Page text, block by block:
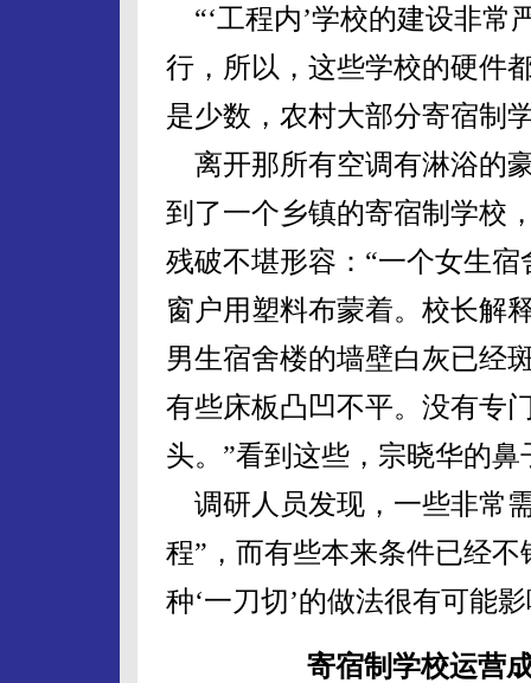
“‘工程内’学校的建设非常
行，所以，这些学校的硬件
是少数，农村大部分寄宿制
离开那所有空调有淋浴的
到了一个乡镇的寄宿制学校
残破不堪形容：“一个女生
窗户用塑料布蒙着。校长解
男生宿舍楼的墙壁白灰已经
有些床板凸凹不平。没有专
头。”看到这些，宗晓华的鼻
调研人员发现，一些非常
程”，而有些本来条件已经
种‘一刀切’的做法很有可能
寄宿制学校运营